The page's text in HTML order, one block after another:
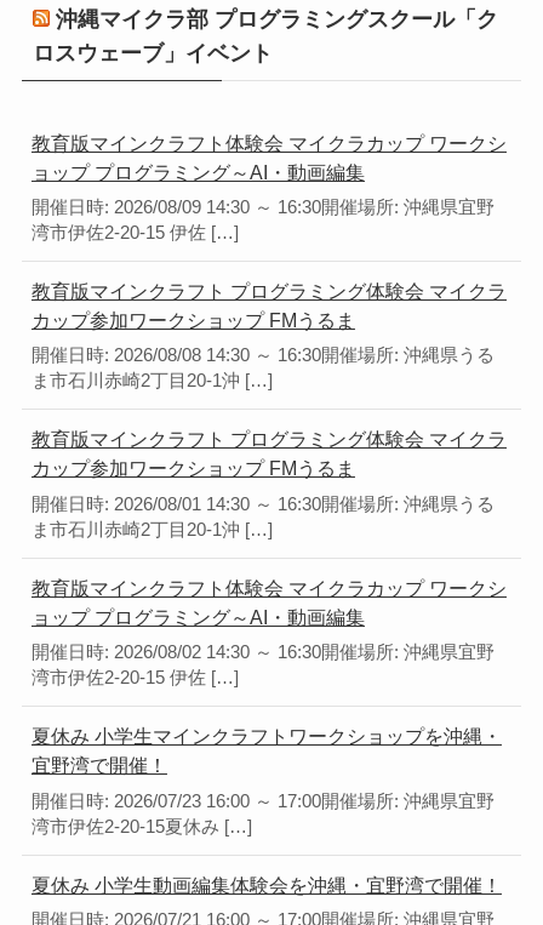
沖縄マイクラ部 プログラミングスクール「ク
ロスウェーブ」イベント
教育版マインクラフト体験会 マイクラカップ ワークシ
ョップ プログラミング～AI・動画編集
開催日時: 2026/08/09 14:30 ～ 16:30開催場所: 沖縄県宜野
湾市伊佐2-20-15 伊佐 […]
教育版マインクラフト プログラミング体験会 マイクラ
カップ参加ワークショップ FMうるま
開催日時: 2026/08/08 14:30 ～ 16:30開催場所: 沖縄県うる
ま市石川赤崎2丁目20-1沖 […]
教育版マインクラフト プログラミング体験会 マイクラ
カップ参加ワークショップ FMうるま
開催日時: 2026/08/01 14:30 ～ 16:30開催場所: 沖縄県うる
ま市石川赤崎2丁目20-1沖 […]
教育版マインクラフト体験会 マイクラカップ ワークシ
ョップ プログラミング～AI・動画編集
開催日時: 2026/08/02 14:30 ～ 16:30開催場所: 沖縄県宜野
湾市伊佐2-20-15 伊佐 […]
夏休み 小学生マインクラフトワークショップを沖縄・
宜野湾で開催！
開催日時: 2026/07/23 16:00 ～ 17:00開催場所: 沖縄県宜野
湾市伊佐2-20-15夏休み […]
夏休み 小学生動画編集体験会を沖縄・宜野湾で開催！
開催日時: 2026/07/21 16:00 ～ 17:00開催場所: 沖縄県宜野